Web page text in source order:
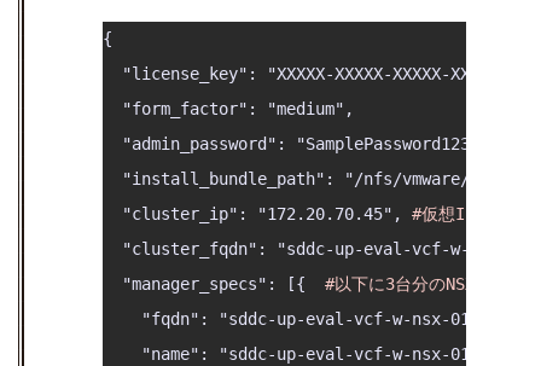
{
"license_key": "XXXXX-XXXXX-XXXXX-XXXXX-
  "form_factor": "medium",
  "admin_password": "SamplePassword1234!",
"install_bundle_path": "/nfs/vmware/vcf/
  "cluster_ip": "172.20.70.45",
#仮想IPアドレ
"cluster_fqdn": "sddc-up-eval-vcf-w-
  "manager_specs": [{
#以下に3台分のNSX
"fqdn": "sddc-up-eval-vcf-w-nsx-
    "name": "sddc-up-eval-vcf-w-nsx-01",